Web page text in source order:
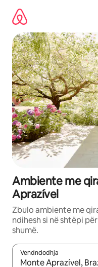
përmbajtja
Ambiente me
Aprazível
Zbulo ambiente me
ndihesh si në shtëpi
shumë.
Vendndodhja
Kur rezultatet të jenë